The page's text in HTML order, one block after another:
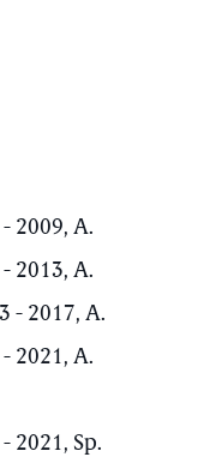
2009, A.
2013, A.
- 2017, A.
2021, A.
2021, Sp.